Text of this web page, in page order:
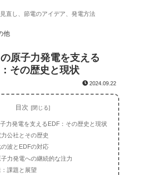
直し、節電のアイデア、発電方法
他
原子力発電を支える
その歴史と現状
2024.09.22
目次
力発電を支えるEDF：その歴史と現状
公社とその歴史
波とEDFの対応
力発電への継続的な注力
課題と展望